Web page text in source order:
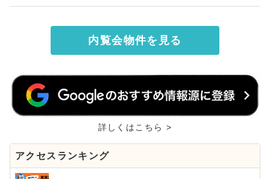
内覧会物件を見る
詳しくはこちら >
アクセスランキング